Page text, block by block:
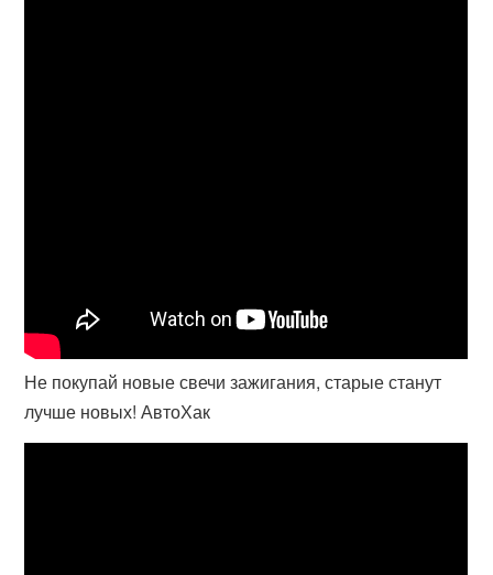
Не покупай новые свечи зажигания, старые станут
лучше новых! АвтоХак